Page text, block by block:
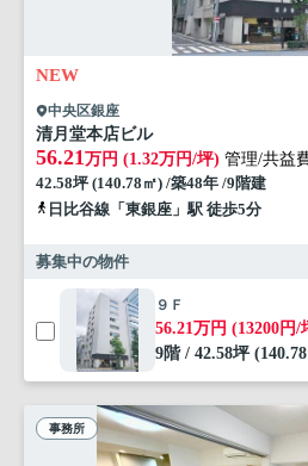
NEW
中央区銀座
清月堂本店ビル
56.21万円 (1.32万円/坪) 管理/共益
42.58坪 (140.78㎡) /築48年 /9階建
日比谷線「東銀座」駅 徒歩5分
募集中の物件
９Ｆ
56.21万円 (13200円/
9階 / 42.58坪
事務所